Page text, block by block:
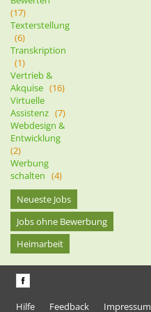
(17)
Texterstellung
(6)
Transkription
(1)
Vertrieb &
Akquise (16)
Virtuelle
Assistenz (7)
Webdesign &
Entwicklung
(2)
Werbung
schalten (4)
Neueste Jobs
Jobs ohne Bewerbung
Heimarbeit
Hilfe Feedback Impressum